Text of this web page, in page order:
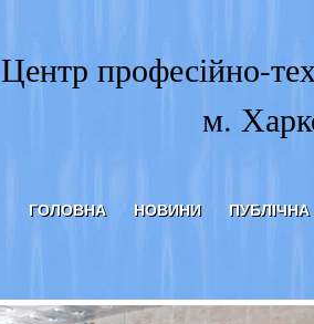
Центр професійно-
м.
ГОЛОВНА НОВИНИ